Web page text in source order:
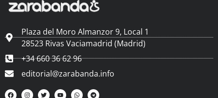
Plaza del Moro Almanzor 9, Local 1
28523 Rivas Vaciamadrid (Madrid)
+34 660 36 62 96
editorial@zarabanda.info